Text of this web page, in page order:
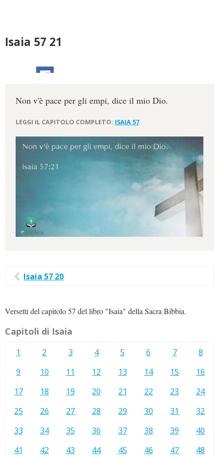
Isaia 57 21
Non v'è pace per gli empi, dice il mio Dio.
LEGGI IL CAPITOLO COMPLETO: ISAIA 57
Isaia 57 20
Versetti del capitolo 57 del libro "Isaia" della Sacra Bibbia.
Capitoli di Isaia
1 2 3 4 5 6 7
8
9
10 11 12 13 14 15
16
17
18 19 20 21 22 23
24
25
26 27 28 29 30 31
32
33
34 35 36 37 38 39
40
41
42 43 44 45 46 47
48